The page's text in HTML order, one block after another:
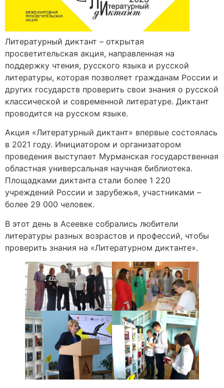
Литературный диктант – открытая
просветительская акция, направленная на
поддержку чтения, русского языка и русской
литературы, которая позволяет гражданам России и
других государств проверить свои знания о русской
классической и современной литературе. Диктант
проводится на русском языке.
Акция «Литературный диктант» впервые состоялась
в 2021 году. Инициатором и организатором
проведения выступает Мурманская государственная
областная универсальная научная библиотека.
Площадками диктанта стали более 1 220
учреждений России и зарубежья, участниками –
более 29 000 человек.
В этот день в Асеевке собрались любители
литературы разных возрастов и профессий, чтобы
проверить знания на «Литературном диктанте».